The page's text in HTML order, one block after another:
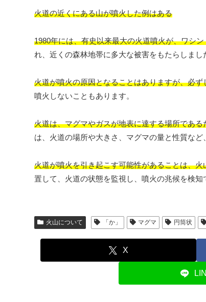
火道の近くにある山が噴火した例はある
1980年には、有史以来最大の火道噴火が、ワシ
れ、近くの森林地帯に多大な被害をもたらしまし
火道が噴火の原因となることはありますが、必
噴火しないこともあります。
火道は、マグマやガスが地表に達する場所であ
は、火道の場所や大きさ、マグマの量と性質など
火道が噴火を引き起こす可能性があることは、
置して、火道の状態を監視し、噴火の兆候を検知
火山について 「か」 マグマ 円筒状
X